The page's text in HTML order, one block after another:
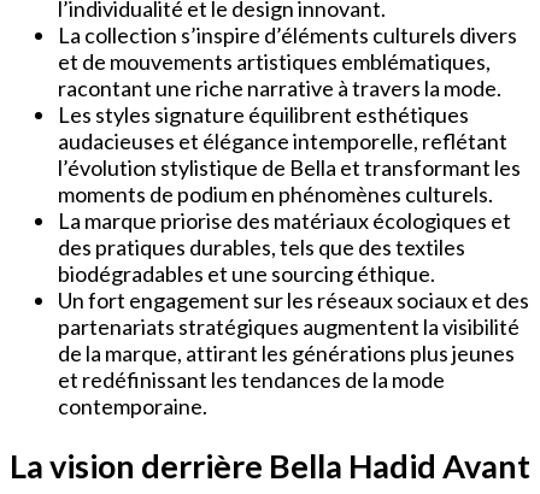
l’individualité et le design innovant.
La collection s’inspire d’éléments culturels divers
et de mouvements artistiques emblématiques,
racontant une riche narrative à travers la mode.
Les styles signature équilibrent esthétiques
audacieuses et élégance intemporelle, reflétant
l’évolution stylistique de Bella et transformant les
moments de podium en phénomènes culturels.
La marque priorise des matériaux écologiques et
des pratiques durables, tels que des textiles
biodégradables et une sourcing éthique.
Un fort engagement sur les réseaux sociaux et des
partenariats stratégiques augmentent la visibilité
de la marque, attirant les générations plus jeunes
et redéfinissant les tendances de la mode
contemporaine.
La vision derrière Bella Hadid Avant